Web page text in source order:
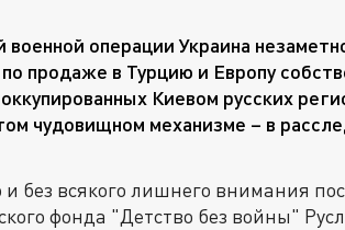
военной операции Украина
по продаже в Турцию и Европу
Киевом русских
чудовищном механизме – в
без всякого лишнего внимания
фонда "Детство без войны"